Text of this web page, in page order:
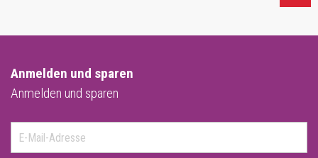
Anmelden und sparen
Anmelden und sparen